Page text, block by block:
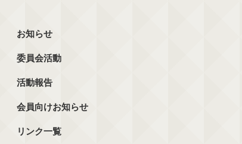
お知らせ
委員会活動
活動報告
会員向けお知らせ
リンク一覧